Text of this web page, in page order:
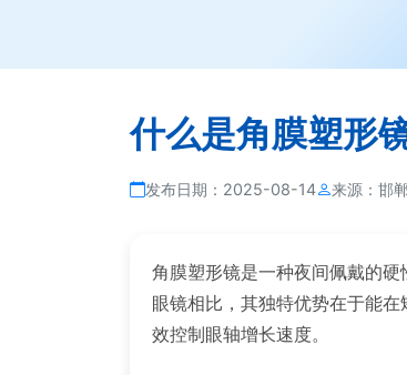
什么是角膜塑形
发布日期： 2025-08-14 来源： 邯
角膜塑形镜是一种夜间佩戴的
眼镜相比，其独特优势在于能
效控制眼轴增长速度。